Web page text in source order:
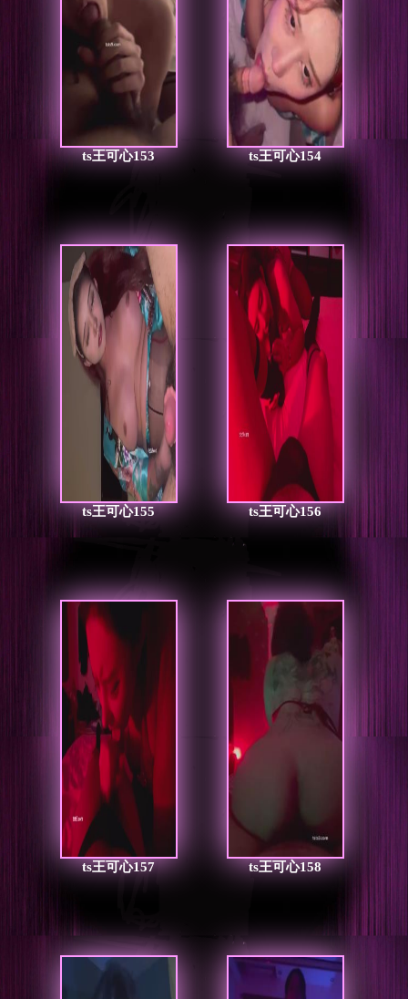
ts王可心153 ts王可心154
ts王可心155 ts王可心156
ts王可心157 ts王可心158